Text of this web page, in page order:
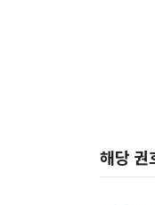
해당 권